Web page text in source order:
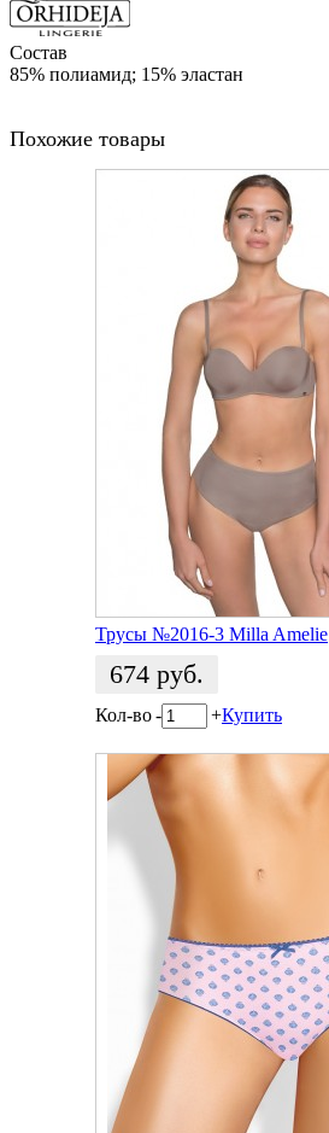
Состав
85% полиамид; 15% эластан
Похожие товары
Трусы №2016-3 Milla Amelie
674 руб.
Кол-во- +Купить